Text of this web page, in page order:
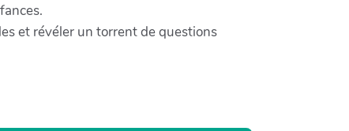
et révéler un torrent de questions